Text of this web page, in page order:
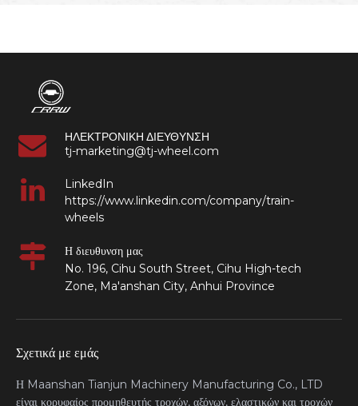
ΗΛΕΚΤΡΟΝΙΚΗ ΔΙΕΥΘΥΝΣΗ
tj-marketing@tj-wheel.com
LinkedIn
https://www.linkedin.com/company/train-
wheels
Η διευθυνση μας
No. 196, Cihu South Street, Cihu High-tech
Zone, Ma'anshan City, Anhui Province
Σχετικά με εμάς
Η Maanshan Tianjun Machinery Manufacturing Co., LTD
είναι κορυφαίος προμηθευτής τροχών, αξόνων, ελαστικών και τροχών